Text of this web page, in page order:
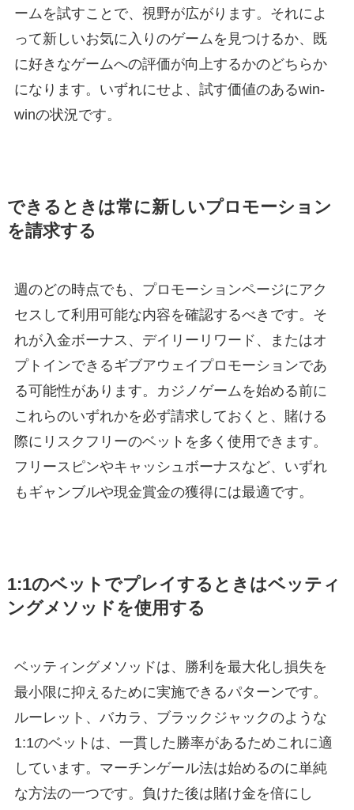
ームを試すことで、視野が広がります。それによ
って新しいお気に入りのゲームを見つけるか、既
に好きなゲームへの評価が向上するかのどちらか
になります。いずれにせよ、試す価値のあるwin-
winの状況です。
できるときは常に新しいプロモーション
を請求する
週のどの時点でも、プロモーションページにアク
セスして利用可能な内容を確認するべきです。そ
れが入金ボーナス、デイリーリワード、またはオ
プトインできるギブアウェイプロモーションであ
る可能性があります。カジノゲームを始める前に
これらのいずれかを必ず請求しておくと、賭ける
際にリスクフリーのベットを多く使用できます。
フリースピンやキャッシュボーナスなど、いずれ
もギャンブルや現金賞金の獲得には最適です。
1:1のベットでプレイするときはベッティ
ングメソッドを使用する
ベッティングメソッドは、勝利を最大化し損失を
最小限に抑えるために実施できるパターンです。
ルーレット、バカラ、ブラックジャックのような
1:1のベットは、一貫した勝率があるためこれに適
しています。マーチンゲール法は始めるのに単純
な方法の一つです。負けた後は賭け金を倍にし